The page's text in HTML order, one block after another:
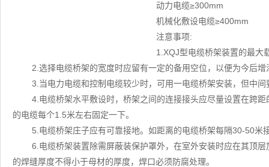
动力电缆≥300mm
机械化敷设电缆≥400mm
注意事项:
1.XQJ型电缆桥架装置的最大
2.选择电缆桥架的宽度时应留有一定的备用空位，以便为今后增
3.当电力电缆和控制电缆较少时，可用一电缆桥架安装，但中
4.电缆桥架水平敷设时，桥架之间的连接接头应尽量设置在跨
的电缆每个1.5米左右固定一下。
5.电缆桥架庄子应有可靠接地。如距离的电缆桥架每隔30-50米
6.电缆桥架装置除需屏蔽装保护罩外，在室外安装时应在其顶
的焊缝厚度不得小于母材的厚度，焊口必须防腐处理。